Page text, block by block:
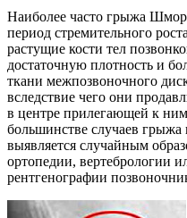
Наиболее часто грыжа
период стремительного
растущие кости тел
достаточную плотность и
ткани межпозвоночного
вследствие чего они
в центре прилегающей к
большинстве случаев грыжа
выявляется случайным
ортопедии, вертебрологии
рентгенографии